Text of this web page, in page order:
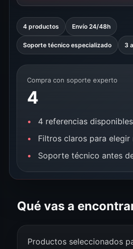
4 productos Envío 24/48h
Soporte técnico especializado 3
Compra con soporte experto
4
4 referencias disponibles
Filtros claros para elegir
Soporte técnico antes
Qué vas a
Productos seleccionados